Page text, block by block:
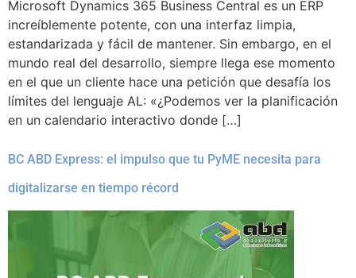
Microsoft Dynamics 365 Business Central es un ERP
increíblemente potente, con una interfaz limpia,
estandarizada y fácil de mantener. Sin embargo, en el
mundo real del desarrollo, siempre llega ese momento
en el que un cliente hace una petición que desafía los
límites del lenguaje AL: «¿Podemos ver la planificación
en un calendario interactivo donde […]
BC ABD Express: el impulso que tu PyME necesita para
digitalizarse en tiempo récord